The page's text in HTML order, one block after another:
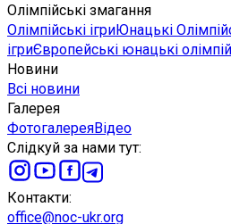
Олімпійські змагання
Олімпійські ігриЮнацькі
ігриЄвропейські юнацькі
Новини
Всі новини
Галерея
ФотогалереяВідео
Слідкуй за нами тут:
Контакти:
office@noc-ukr.org